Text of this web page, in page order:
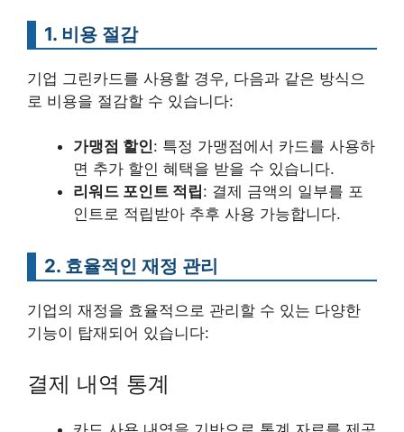
1. 비용 절감
기업 그린카드를 사용할 경우, 다음과 같은 방식으
로 비용을 절감할 수 있습니다:
가맹점 할인: 특정 가맹점에서 카드를 사용하
면 추가 할인 혜택을 받을 수 있습니다.
리워드 포인트 적립: 결제 금액의 일부를 포
인트로 적립받아 추후 사용 가능합니다.
2. 효율적인 재정 관리
기업의 재정을 효율적으로 관리할 수 있는 다양한
기능이 탑재되어 있습니다:
결제 내역 통계